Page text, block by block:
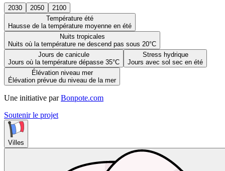
2030 2050
2100
Température été
Hausse de la température moyenne en été
Nuits tropicales
Nuits où la température ne descend pas sous 20°C
Jours de canicule
Jours où la température dépasse 35°C
Stress hydrique
Jours avec sol sec en été
Élévation niveau mer
Élévation prévue du niveau de la mer
Une initiative par Bonpote.com
Soutenir le projet
Villes